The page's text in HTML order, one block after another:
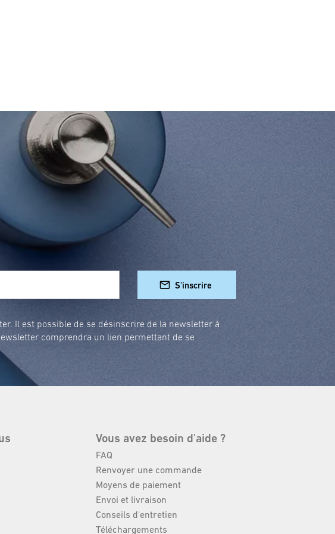
S'inscrire
Il est possible de se désinscrire de la newsletter à
comprendra un lien permettant de se
Vous avez besoin d'aide ?
FAQ
Renvoyer une commande
Moyens de paiement
Envoi et livraison
Conseils d'entretien
Téléchargements